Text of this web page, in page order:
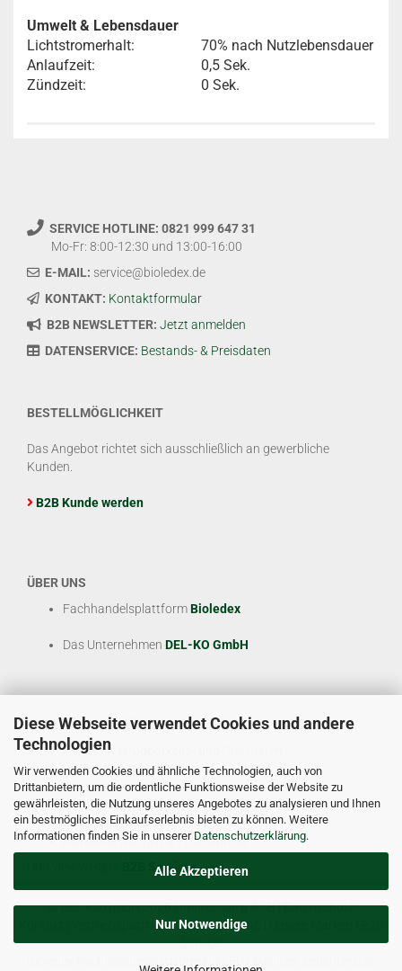
Diese Webseite verwendet Cookies und andere
Technologien
Wir verwenden Cookies und ähnliche Technologien, auch von
Drittanbietern, um die ordentliche Funktionsweise der Website zu
gewährleisten, die Nutzung unseres Angebotes zu analysieren und Ihnen
ein bestmögliches Einkaufserlebnis bieten zu können. Weitere
Informationen finden Sie in unserer Datenschutzerklärung.
Alle Akzeptieren
Nur Notwendige
Umwelt & Lebensdauer
Lichtstromerhalt:
70% nach Nutzlebensdauer
Anlaufzeit:
0,5 Sek.
Zündzeit:
0 Sek.
SERVICE HOTLINE: 0821 999 647 31
Mo-Fr: 8:00-12:30 und 13:00-16:00
E-MAIL: service@bioledex.de
KONTAKT: Kontaktformular
B2B NEWSLETTER: Jetzt anmelden
DATENSERVICE: Bestands- & Preisdaten
BESTELLMÖGLICHKEIT
Das Angebot richtet sich ausschließlich an gewerbliche
Kunden.
B2B Kunde werden
ÜBER UNS
FachhandelsplattformBioledex
Das Unternehmen DEL-KO GmbH
UNSER SERVICE FÜR SIE
Aktuelle Verfügbarkeits- und Preisdaten
Dropshipping ohne Mindestabnahme
Erfahrene Ansprechpartner
Hohe Warenverfügbarkeit
EDI & E-Rechnung
Attraktive Margen & Projektpreise
B2B Services
© DEL-KO GmbH 2026 |Impressum|AGB|Datenschutz
Vertriebspartner werden|Sitemap
Service